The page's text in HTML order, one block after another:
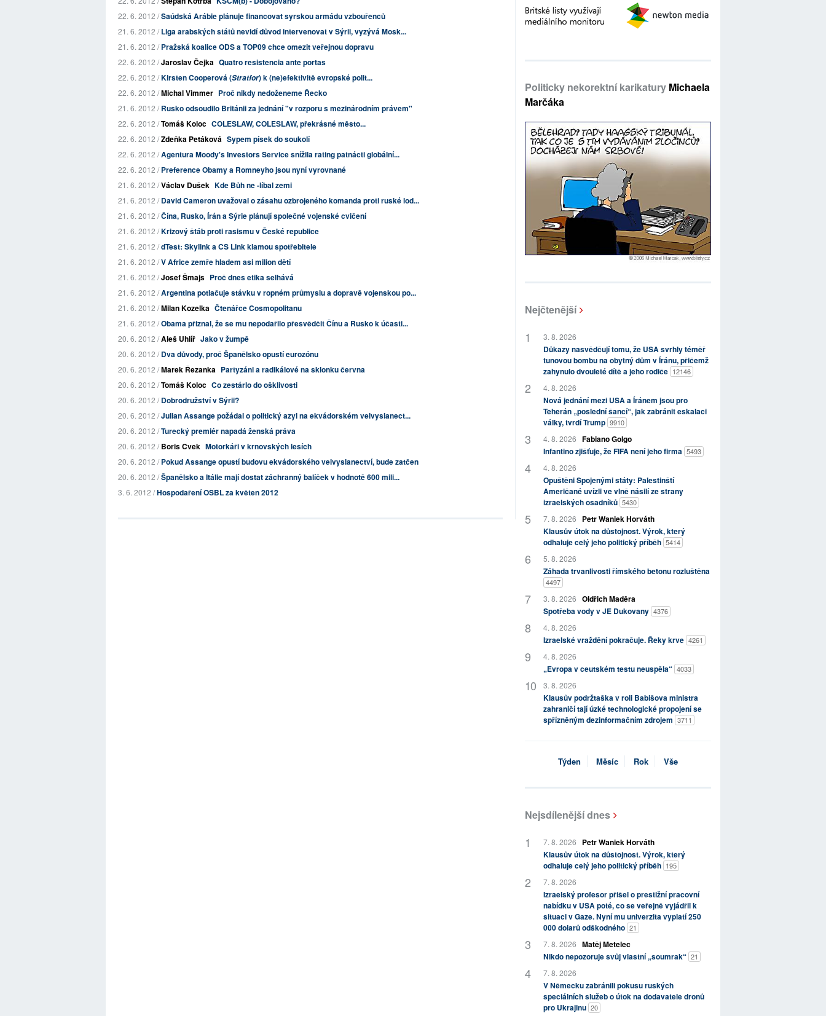
22. 6. 2012 /Saúdská Arábie plánuje financovat syrskou armádu vzbouřenců
21. 6. 2012 /Liga arabských států nevidí důvod intervenovat v Sýrii, vyzývá Mosk...
21. 6. 2012 /Pražská koalice ODS a TOP09 chce omezit veřejnou dopravu
22. 6. 2012 /Jaroslav Čejka Quatro resistencia ante portas
22. 6. 2012 /Kirsten Cooperová (Stratfor) k (ne)efektivitě evropské polit...
22. 6. 2012 /Michal Vimmer Proč nikdy nedoženeme Řecko
21. 6. 2012 /Rusko odsoudilo Británii za jednání "v rozporu s mezinárodním právem"
22. 6. 2012 /Tomáš Koloc COLESLAW, COLESLAW, překrásné město...
22. 6. 2012 /Zdeňka Petáková Sypem písek do soukolí
22. 6. 2012 /Agentura Moody's Investors Service snížila rating patnácti globální...
22. 6. 2012 /Preference Obamy a Romneyho jsou nyní vyrovnané
21. 6. 2012 /Václav Dušek Kde Bůh ne -líbal zemi
21. 6. 2012 /David Cameron uvažoval o zásahu ozbrojeného komanda proti ruské lod...
21. 6. 2012 /Čína, Rusko, Írán a Sýrie plánují společné vojenské cvičení
21. 6. 2012 /Krizový štáb proti rasismu v České republice
21. 6. 2012 /dTest: Skylink a CS Link klamou spotřebitele
21. 6. 2012 /V Africe zemře hladem asi milion dětí
21. 6. 2012 /Josef Šmajs Proč dnes etika selhává
21. 6. 2012 /Argentina potlačuje stávku v ropném průmyslu a dopravě vojenskou po...
21. 6. 2012 /Milan Kozelka Čtenářce Cosmopolitanu
21. 6. 2012 /Obama přiznal, že se mu nepodařilo přesvědčit Čínu a Rusko k účasti...
20. 6. 2012 /Aleš Uhlíř Jako v žumpě
20. 6. 2012 /Dva důvody, proč Španělsko opustí eurozónu
20. 6. 2012 /Marek Řezanka Partyzáni a radikálové na sklonku června
20. 6. 2012 /Tomáš Koloc Co zestárlo do ošklivosti
20. 6. 2012 /Dobrodružství v Sýrii?
20. 6. 2012 /Julian Assange požádal o politický azyl na ekvádorském velvyslanect...
20. 6. 2012 /Turecký premiér napadá ženská práva
20. 6. 2012 /Boris Cvek Motorkáři v krnovských lesích
20. 6. 2012 /Pokud Assange opustí budovu ekvádorského velvyslanectví, bude zatčen
20. 6. 2012 /Španělsko a Itálie mají dostat záchranný balíček v hodnotě 600 mili...
3. 6. 2012 /Hospodaření OSBL za květen 2012
Politicky nekorektní karikatury Michaela
Marčáka
Nejčtenější
3. 8. 2026
Důkazy nasvědčují tomu, že USA svrhly téměř
tunovou bombu na obytný dům v Íránu, přičemž
zahynulo dvouleté dítě a jeho rodiče 12146
4. 8. 2026
Nová jednání mezi USA a Íránem jsou pro
Teherán „poslední šancí“, jak zabránit eskalaci
války, tvrdí Trump 9910
4. 8. 2026 Fabiano Golgo
Infantino zjišťuje, že FIFA není jeho firma 5493
4. 8. 2026
Opuštěni Spojenými státy: Palestinští
Američané uvízli ve vlně násilí ze strany
izraelských osadníků 5430
7. 8. 2026
Petr Waniek Horváth
Klausův útok na důstojnost. Výrok, který
odhaluje celý jeho politický příběh 5414
5. 8. 2026
Záhada trvanlivosti římského betonu rozluštěna
4497
3. 8. 2026 Oldřich Maděra
Spotřeba vody v JE Dukovany 4376
4. 8. 2026
Izraelské vraždění pokračuje. Řeky krve 4261
4. 8. 2026
„Evropa v ceutském testu neuspěla“ 4033
3. 8. 2026
Klausův podržtaška v roli Babišova ministra
zahraničí tají úzké technologické propojení se
spřízněným dezinformačním zdrojem 3711
Týden Měsíc Rok Vše
Nejsdílenější dnes
7. 8. 2026
Petr Waniek Horváth
Klausův útok na důstojnost. Výrok, který
odhaluje celý jeho politický příběh 195
7. 8. 2026
Izraelský profesor přišel o prestižní pracovní
nabídku v USA poté, co se veřejně vyjádřil k
situaci v Gaze. Nyní mu univerzita vyplatí 250
000 dolarů odškodného 21
7. 8. 2026 Matěj Metelec
Nikdo nepozoruje svůj vlastní „soumrak“ 21
7. 8. 2026
V Německu zabránili pokusu ruských
speciálních služeb o útok na dodavatele dronů
pro Ukrajinu 20